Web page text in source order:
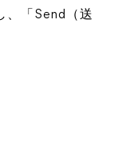
、「Send（送